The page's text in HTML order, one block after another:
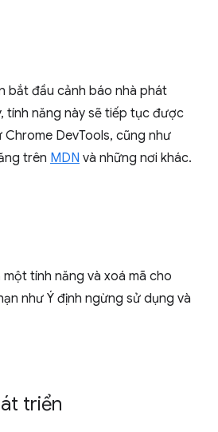
bắt đầu cảnh báo nhà phát
tính năng này sẽ tiếp tục được
DevTools, cũng như
trên MDN và những nơi khác.
tính năng và xoá mã cho
như Ý định ngừng sử dụng và
triển